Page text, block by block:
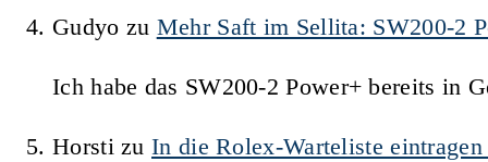
Gudyo zu Mehr Saft im Sellita: SW200-2
Ich habe das SW200-2 Power+ bereits in
HorstizuIn die Rolex-Warteliste